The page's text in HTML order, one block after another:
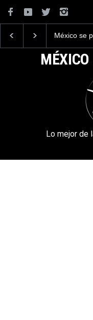
La industria
la Armada
Lo mejor de